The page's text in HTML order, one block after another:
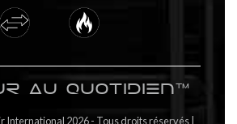
au quotidien™
2026 - Tous droits réservés |